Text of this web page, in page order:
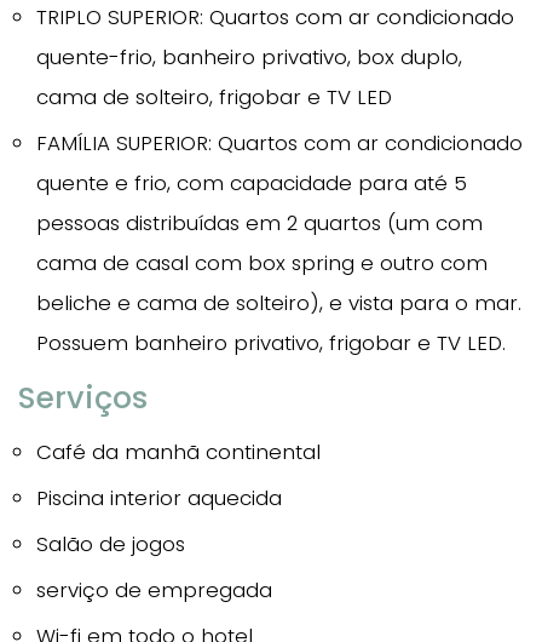
TRIPLO SUPERIOR: Quartos com ar condicionado
quente-frio, banheiro privativo, box duplo,
cama de solteiro, frigobar e TV LED
FAMÍLIA SUPERIOR: Quartos com ar condicionado
quente e frio, com capacidade para até 5
pessoas distribuídas em 2 quartos (um com
cama de casal com box spring e outro com
beliche e cama de solteiro), e vista para o mar.
Possuem banheiro privativo, frigobar e TV LED.
Serviços
Café da manhã continental
Piscina interior aquecida
Salão de jogos
serviço de empregada
Wi-fi em todo o hotel